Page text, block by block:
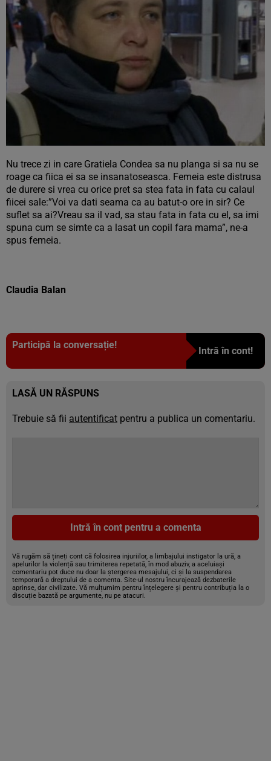
Nu trece zi in care Gratiela Condea sa nu planga si sa nu se
roage ca fiica ei sa se insanatoseasca. Femeia este distrusa
de durere si vrea cu orice pret sa stea fata in fata cu calaul
fiicei sale:”Voi va dati seama ca au batut-o ore in sir? Ce
suflet sa ai?Vreau sa il vad, sa stau fata in fata cu el, sa imi
spuna cum se simte ca a lasat un copil fara mama”, ne-a
spus femeia.
Claudia Balan
Participă la conversație!
Intră în cont!
LASĂ UN RĂSPUNS
Trebuie să fii autentificat pentru a publica un comentariu.
Intră în cont pentru a comenta
Vă rugăm să țineți cont că folosirea injuriilor, a limbajului instigator la ură, a
apelurilor la violență sau trimiterea repetată, în mod abuziv, a aceluiași
comentariu pot duce nu doar la ștergerea mesajului, ci și la suspendarea
temporară a dreptului de a comenta. Site-ul nostru încurajează dezbaterile
aprinse, dar civilizate. Vă mulțumim pentru înțelegere și pentru contribuția la o
discuție bazată pe argumente, nu pe atacuri.